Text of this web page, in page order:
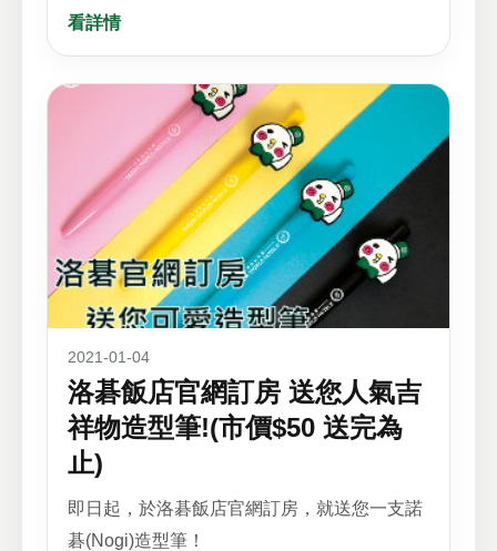
看詳情
2021-01-04
洛碁飯店官網訂房 送您人氣吉
祥物造型筆!(市價$50 送完為
止)
即日起，於洛碁飯店官網訂房，就送您一支諾
碁(Nogi)造型筆！